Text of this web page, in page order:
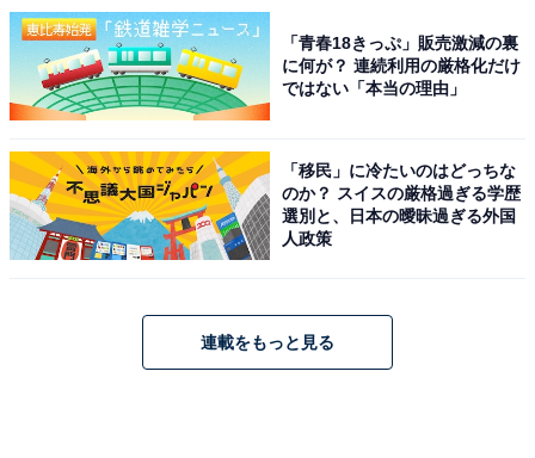
「青春18きっぷ」販売激減の裏
に何が？ 連続利用の厳格化だけ
ではない「本当の理由」
「移民」に冷たいのはどっちな
のか？ スイスの厳格過ぎる学歴
選別と、日本の曖昧過ぎる外国
人政策
連載をもっと見る